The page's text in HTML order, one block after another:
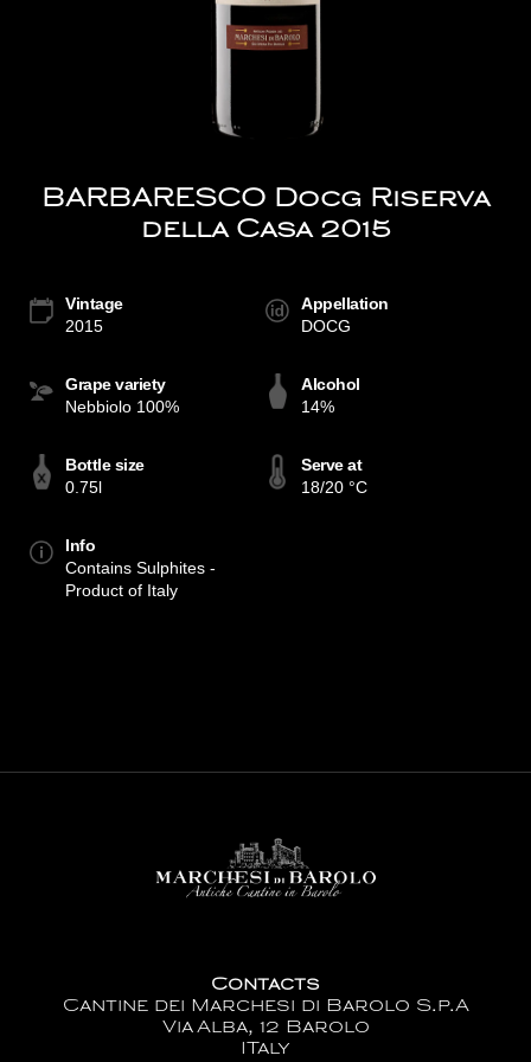
BARBARESCO Docg Riserva
della Casa 2015
Vintage
2015
Appellation
DOCG
Grape variety
Nebbiolo 100%
Alcohol
14%
Bottle size
0.75l
Serve at
18/20 °C
Info
Contains Sulphites -
Product of Italy
Contacts
Cantine dei Marchesi di Barolo S.p.A
Via Alba, 12 Barolo
ITaly